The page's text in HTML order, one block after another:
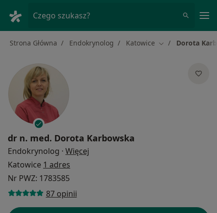
Czego szukasz?
Strona Główna Endokrynolog Katowice Zmień miasto
Dorota
dr n. med. Dorota Karbowska
Endokrynolog · Więcej
Katowice 1 adres
Nr PWZ: 1783585
87 opinii